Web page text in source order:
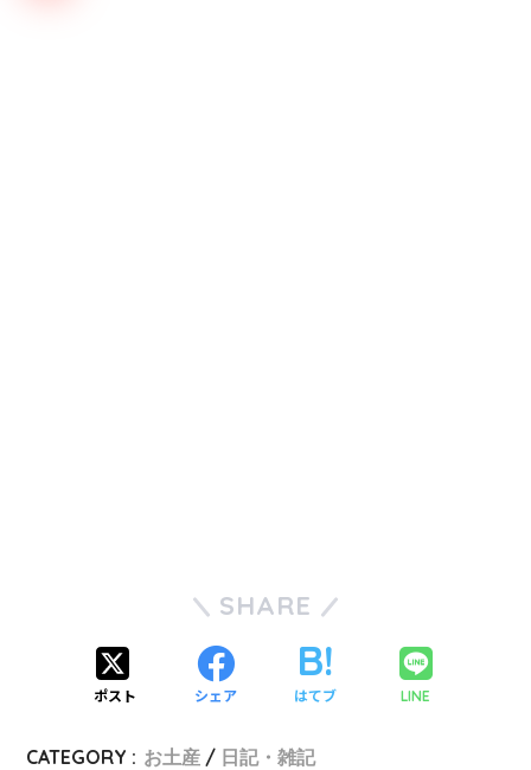
SHARE
ポスト シェア はてブ LINE
CATEGORY : お土産 日記・雑記